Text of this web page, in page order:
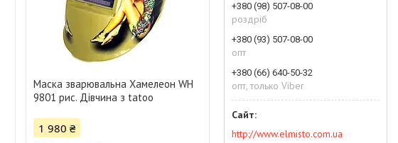
Маска зварювальна Хамелеон WH
9801 рис. Дівчина з tatoo
1 980 ₴
+380 (98) 507-08-00
роздріб
+380 (93) 507-08-00
опт
+380 (66) 640-50-32
опт, только Viber
http://www.elmisto.com.ua